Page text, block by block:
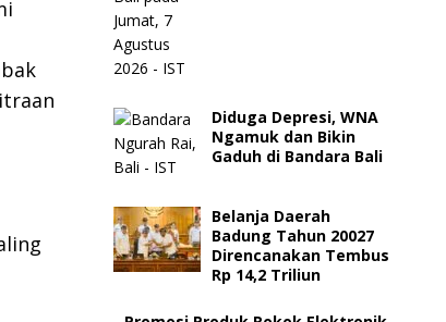
Diduga Depresi, WNA
Ngamuk dan Bikin
Gaduh di Bandara Bali
Belanja Daerah
Badung Tahun 20027
Direncanakan Tembus
Rp 14,2 Triliun